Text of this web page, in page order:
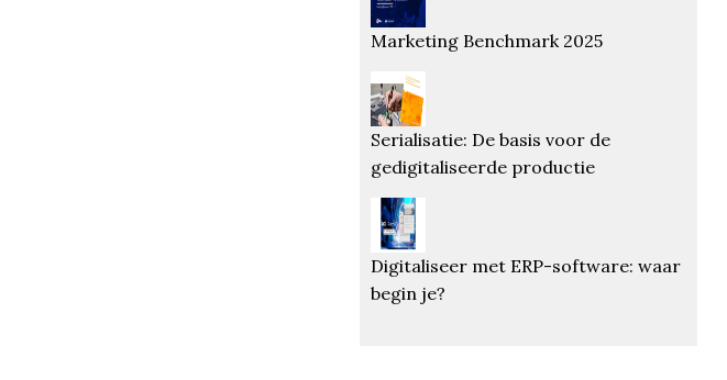
Marketing Benchmark 2025
Serialisatie: De basis voor de
gedigitaliseerde productie
Digitaliseer met ERP-software: waar
begin je?